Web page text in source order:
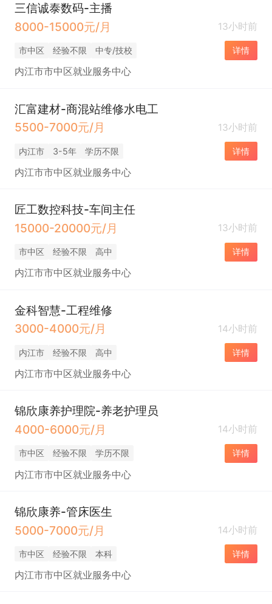
三信诚泰数码-主播
8000-15000元/月
13小时前
市中区 经验不限 中专/技校 详情
内江市市中区就业服务中心
汇富建材-商混站维修水电工
5500-7000元/月
13小时前
内江市 3-5年 学历不限 详情
内江市市中区就业服务中心
匠工数控科技-车间主任
15000-20000元/月
13小时前
市中区 经验不限 高中 详情
内江市市中区就业服务中心
金科智慧-工程维修
3000-4000元/月
14小时前
内江市 经验不限 高中 详情
内江市市中区就业服务中心
锦欣康养护理院-养老护理员
4000-6000元/月
14小时前
市中区 经验不限 学历不限 详情
内江市市中区就业服务中心
锦欣康养-管床医生
5000-7000元/月
14小时前
市中区 经验不限 本科 详情
内江市市中区就业服务中心